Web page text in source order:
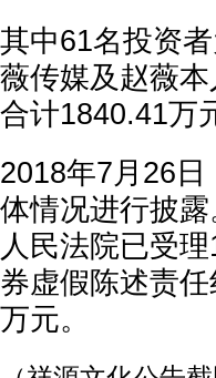
其中61名投资
薇传媒及赵薇
合计1840.41万
2018年7月26
体情况进行披
人民法院已受
券虚假陈述责
万元。